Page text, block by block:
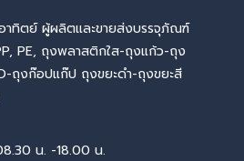
าทิตย์ ผู้ผลิตและขายส่งบรรจุภัณฑ์
PE, ถุงพลาสติกใส-ถุงแก้ว-ถุง
ถุงก๊อปแก๊ป ถุงขยะดำ-ถุงขยะสี
น. -18.00 น.